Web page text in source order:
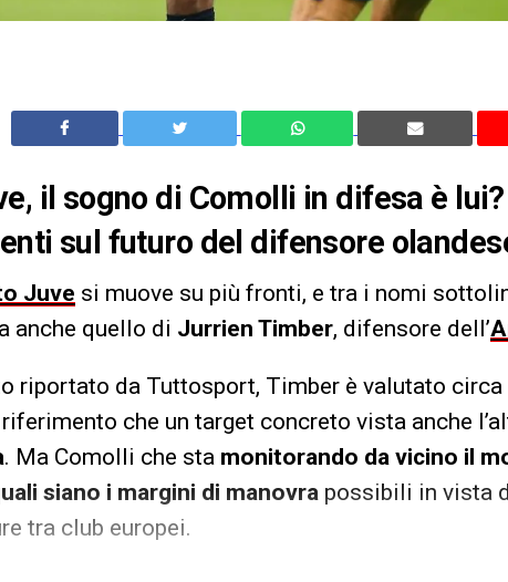
il sogno di Comolli in difesa è
sul futuro del difensore
Juve si muove su più fronti, e tra i nomi
anche quello di Jurrien Timber, difensore dell’
riportato da Tuttosport, Timber è valutato
che un target concreto vista anche
. Ma Comolli che sta monitorando da vicino il
siano i margini di manovra possibili in vista
tra club europei.